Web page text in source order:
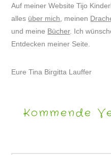
Auf meiner Website Tijo
alles über mich , meinen
und meine Bücher. Ich
Entdecken meiner Seite.
Eure Tina Birgitta Lauffer
Kommende